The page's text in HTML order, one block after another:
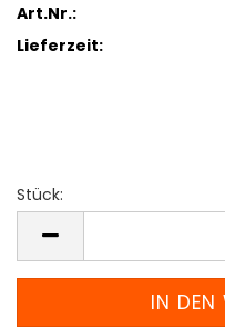
Art.Nr.:
Lieferzeit:
Stück: